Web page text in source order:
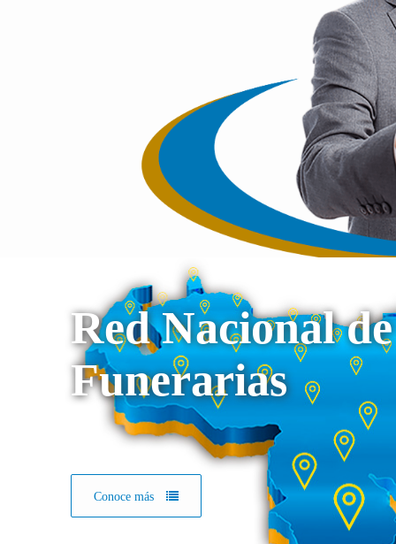
Red Nacional de
Funerarias
Conoce más